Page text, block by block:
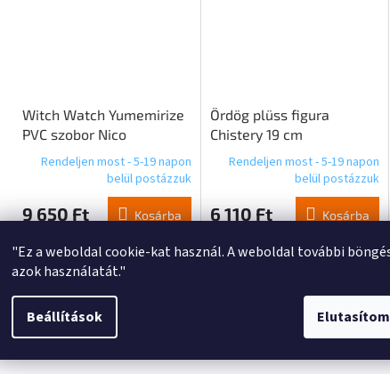
"Ez a weboldal cookie-kat használ. A weboldal további
azok használatát."
Beállítások Elutasítom
Witch Watch Yumemirize
PVC szobor Nico
Wakatsuki 11 cm
Rendeljen most - 5-19 napon
belül postázzuk
9 650 Ft Kosárba
Ördög plüss figura
Chistery 19 cm
Rendeljen most - 5-19 napon
belül postázzuk
6 110 Ft Kosárba
Leírás Hasonló (10)